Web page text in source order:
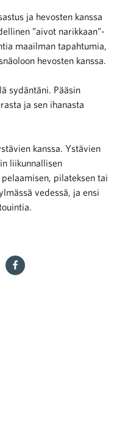
ja hevosten kanssa
”aivot narikkaan”-
maailman tapahtumia,
hevosten kanssa.
sydäntäni. Pääsin
ja sen ihanasta
kanssa. Ystävien
liikunnallisen
pilateksen tai
vedessä, ja ensi